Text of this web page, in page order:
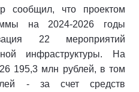
сообщил, что проектом
на 2024-2026 годы
22 мероприятий
инфраструктуры. На
195,3 млн рублей, в том
- за счет средств